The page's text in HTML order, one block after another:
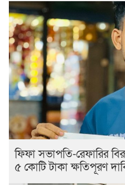
ফিফা সভাপতি-রেফারির
৫ কোটি টাকা ক্ষতিপূরণ